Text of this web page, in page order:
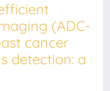
(ADC-
cancer
detection: a